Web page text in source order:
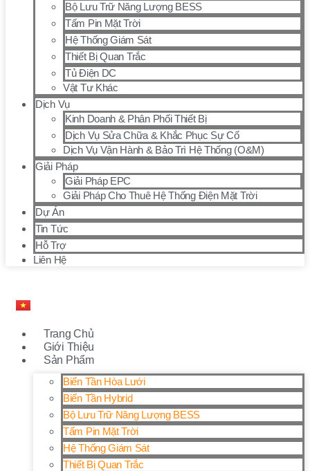
Bộ Lưu Trữ Năng Lượng BESS
Tấm Pin Mặt Trời
Hệ Thống Giám Sát
Thiết Bị Quan Trắc
Tủ Điện DC
Vật Tư Khác
Dịch Vụ
Kinh Doanh & Phân Phối Thiết Bị
Dịch Vụ Sửa Chữa & Khắc Phục Sự Cố
Dịch Vụ Vận Hành & Bảo Trì Hệ Thống (O&M)
Giải Pháp
Giải Pháp EPC
Giải Pháp Cho Thuê Hệ Thống Điện Mặt Trời
Dự Án
Tin Tức
Hỗ Trợ
Liên Hệ
Trang Chủ
Giới Thiệu
Sản Phẩm
Biến Tần Hòa Lưới
Biến Tần Hybrid
Bộ Lưu Trữ Năng Lượng BESS
Tấm Pin Mặt Trời
Hệ Thống Giám Sát
Thiết Bị Quan Trắc